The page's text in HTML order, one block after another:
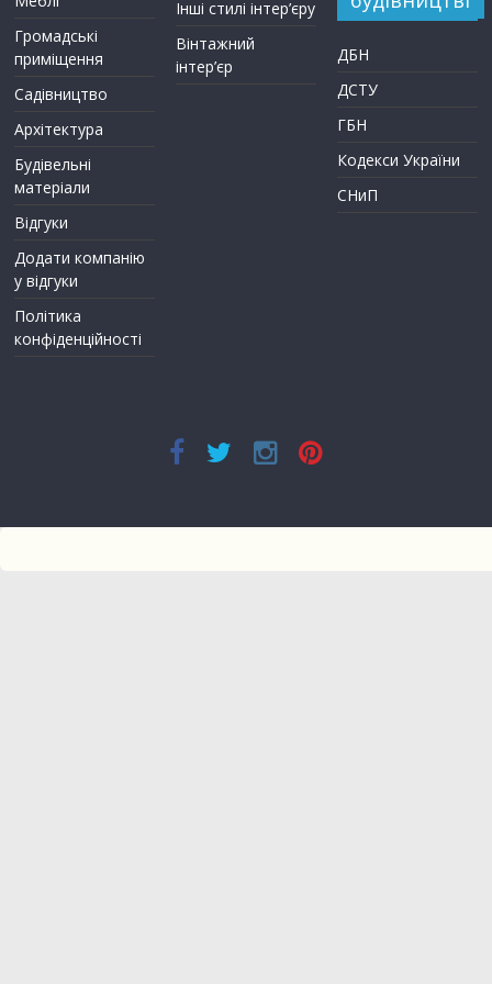
Громадські
приміщення
Садівництво
Архітектура
Будівельні
матеріали
Відгуки
Додати компанію
у відгуки
Політика
конфіденційності
Інші стилі інтер’єру
Вінтажний
інтер’єр
ДБН
ДСТУ
ГБН
Кодекси України
СНиП